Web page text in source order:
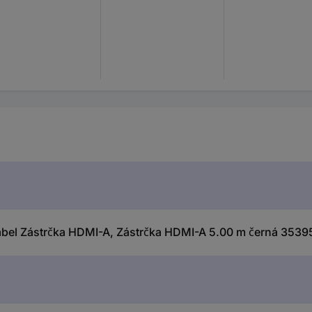
Zástrčka HDMI-A, Zástrčka HDMI-A 5.00 m černá